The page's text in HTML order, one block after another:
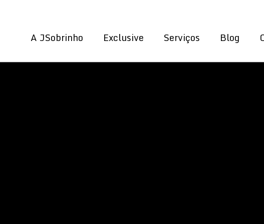
Blog
Serviços
Exclusive
A JSobrinho